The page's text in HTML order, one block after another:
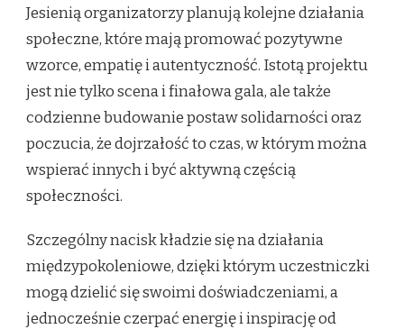
Jesienią organizatorzy planują kolejne działania
społeczne, które mają promować pozytywne
wzorce, empatię i autentyczność. Istotą projektu
jest nie tylko scena i finałowa gala, ale także
codzienne budowanie postaw solidarności oraz
poczucia, że dojrzałość to czas, w którym można
wspierać innych i być aktywną częścią
społeczności.
Szczególny nacisk kładzie się na działania
międzypokoleniowe, dzięki którym uczestniczki
mogą dzielić się swoimi doświadczeniami, a
jednocześnie czerpać energię i inspirację od